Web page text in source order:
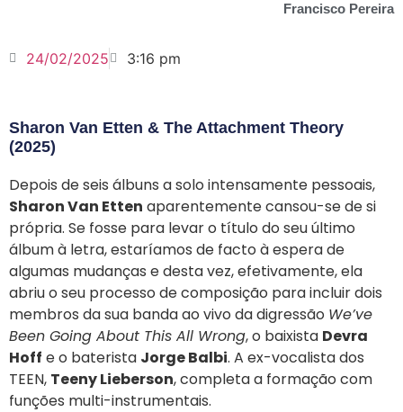
Francisco Pereira
24/02/2025 3:16 pm
Sharon Van Etten & The Attachment Theory
(2025)
Depois de seis álbuns a solo intensamente pessoais,
Sharon Van Etten aparentemente cansou-se de si
própria. Se fosse para levar o título do seu último
álbum à letra, estaríamos de facto à espera de
algumas mudanças e desta vez, efetivamente, ela
abriu o seu processo de composição para incluir dois
membros da sua banda ao vivo da digressão We’ve
Been Going About This All Wrong, o baixista Devra
Hoff e o baterista Jorge Balbi. A ex-vocalista dos
TEEN, Teeny Lieberson, completa a formação com
funções multi-instrumentais.